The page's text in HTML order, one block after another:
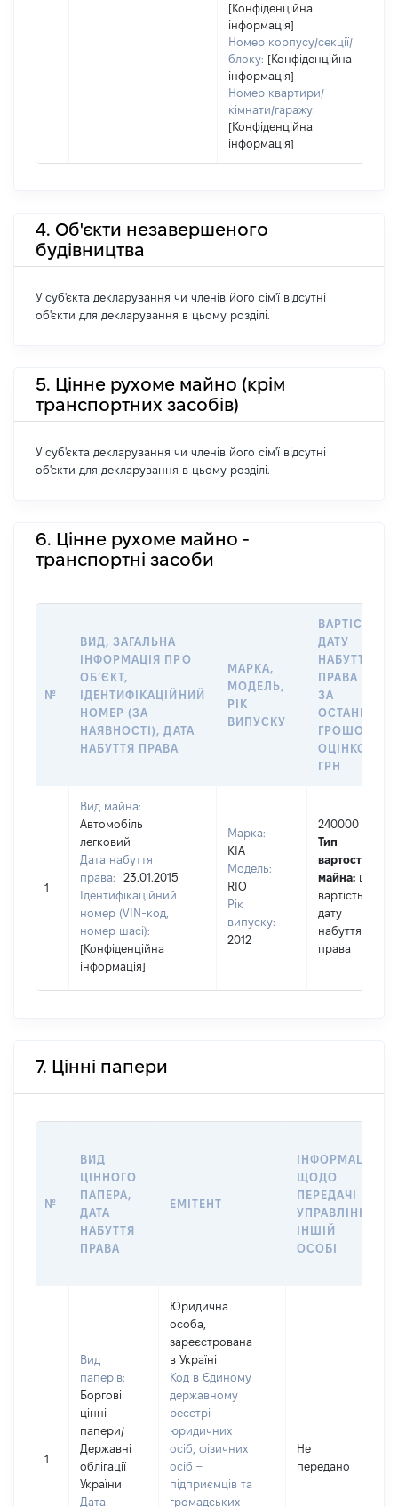
[Конфіденційна
інформація]
Номер корпусу/секції/
блоку: [Конфіденційна
інформація]
Номер квартири/
кімнати/гаражу:
[Конфіденційна
інформація]
4. Об'єкти незавершеного
будівництва
У суб'єкта декларування чи членів його сім'ї відсутні
об'єкти для декларування в цьому розділі.
5. Цінне рухоме майно (крім
транспортних засобів)
У суб'єкта декларування чи членів його сім'ї відсутні
об'єкти для декларування в цьому розділі.
6. Цінне рухоме майно -
транспортні засоби
№
ВИД, ЗАГАЛЬНА
ІНФОРМАЦІЯ ПРО
ОБʼЄКТ,
ІДЕНТИФІКАЦІЙНИЙ
НОМЕР (ЗА
НАЯВНОСТІ), ДАТА
НАБУТТЯ ПРАВА
МАРКА,
МОДЕЛЬ,
РІК
ВИПУСКУ
ВАРТІСТЬ НА
ДАТУ
НАБУТТЯ
ПРАВА АБО
ЗА
ГРОШОВОЮ
ОЦІНКОЮ,
ГРН
1
Вид майна:
Автомобіль
легковий
Дата набуття
права:
23.01.2015
Ідентифікаційний
номер (VIN-код,
номер шасі):
[Конфіденційна
інформація]
Марка:
КІА
Модель:
RIO
Рік
випуску:
2012
240000
Тип
вартості
майна: це
вартість на
дату
набуття
права
7. Цінні папери
№
ВИД
ЦІННОГО
ПАПЕРА,
ДАТА
НАБУТТЯ
ПРАВА
ЕМІТЕНТ
ІНФОРМАЦІЯ
ЩОДО
ПЕРЕДАЧІ В
УПРАВЛІННЯ
ІНШІЙ
ОСОБІ
1
Вид
паперів:
Боргові
цінні
папери/
Державні
облігації
України
Дата
Юридична
особа,
зареєстрована
в Україні
Код в Єдиному
державному
реєстрі
юридичних
осіб, фізичних
осіб –
підприємців та
громадських
Не
передано